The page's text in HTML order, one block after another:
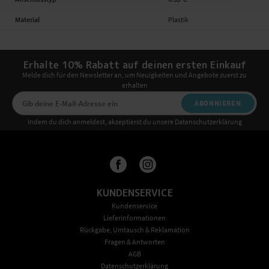
Material Plastik
Erhalte 10% Rabatt auf deinen ersten Einkauf
Melde dich für den Newsletter an, um Neuigkeiten und Angebote zuerst zu
erhalten
ABONNIEREN
Indem du dich anmeldest, akzeptierst du unsere Datenschutzerklärung
KUNDENSERVICE
Kundenservice
Lieferinformationen
Rückgabe, Umtausch & Reklamation
Fragen & Antworten
AGB
Datenschutzerklärung